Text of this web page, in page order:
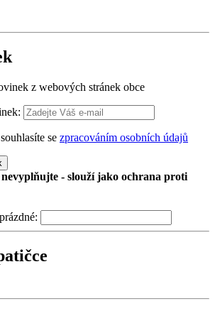
z webových stránek obce
se zpracováním osobních údajů
- slouží jako ochrana proti